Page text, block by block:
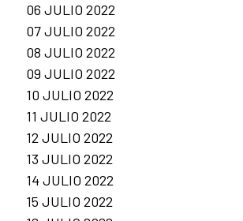
06 JULIO 2022
07 JULIO 2022
08 JULIO 2022
09 JULIO 2022
10 JULIO 2022
11 JULIO 2022
12 JULIO 2022
13 JULIO 2022
14 JULIO 2022
15 JULIO 2022